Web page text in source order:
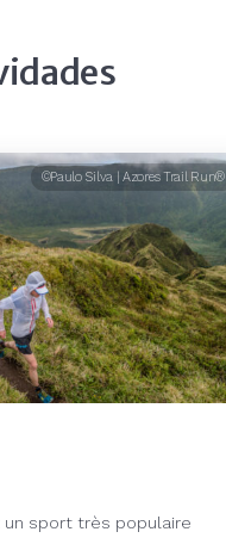
©Paulo Silva | Azores Trail Run®
un sport très populaire